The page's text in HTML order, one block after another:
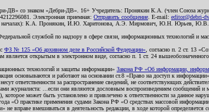
ДВ» со знаком «Дебри-ДВ». 16+ Учредитель: Пронякин К.А. (член Союза
Электронная приемная: Отправить сообщение . E-mail: editor@debri-
началах): К.А. Пронякин, И.Ю. Харитонова, А.Э. Мирмович, Ю.Н.
службой по надзору в сфере связи, информационных технологий и
ФЗ № 125 «Об архивном деле в Российской Федерации» , согласно п. 2 ст. 13
открытым в электронном виде, согласно п. 1 ст. 24
технологий и защиты информации» Закона РФ «Об информации,
основываются и работают на основании ст.8 «Право на доступ к
ответственности за распространение сведений, не соответствующих
журналиста: ...если они являются дословным воспроизведением сообщений
может быть установлено и привлечено к ответственности за данное
практике применения судами Закона РФ «О средствах массовой
вправе вмешиваться в деятельность редакции, в ходе которой определяется